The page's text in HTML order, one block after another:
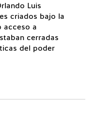
Luis
criados bajo la
acceso a
cerradas
del poder